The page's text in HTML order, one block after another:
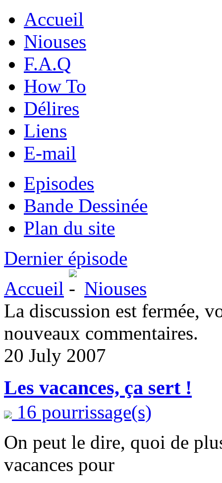
Accueil
Niouses
F.A.Q
How To
Délires
Liens
E-mail
Episodes
Bande Dessinée
Plan du site
Dernier épisode
Accueil
Niouses
La discussion est fermée,
nouveaux commentaires.
20 July 2007
Les vacances, ça sert !
16 pourrissage(s)
On peut le dire, quoi de
vacances pour